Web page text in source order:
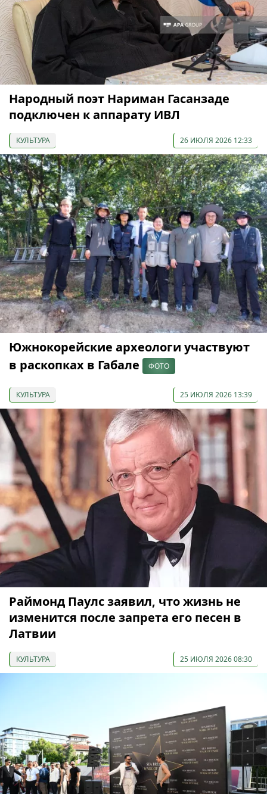
Народный поэт Нариман Гасанзаде
подключен к аппарату ИВЛ
КУЛЬТУРА 26 ИЮЛЯ 2026 12:33
Южнокорейские археологи участвуют
в раскопках в Габале
ФОТО
КУЛЬТУРА 25 ИЮЛЯ 2026 13:39
Раймонд Паулс заявил, что жизнь не
изменится после запрета его песен в
Латвии
КУЛЬТУРА 25 ИЮЛЯ 2026 08:30